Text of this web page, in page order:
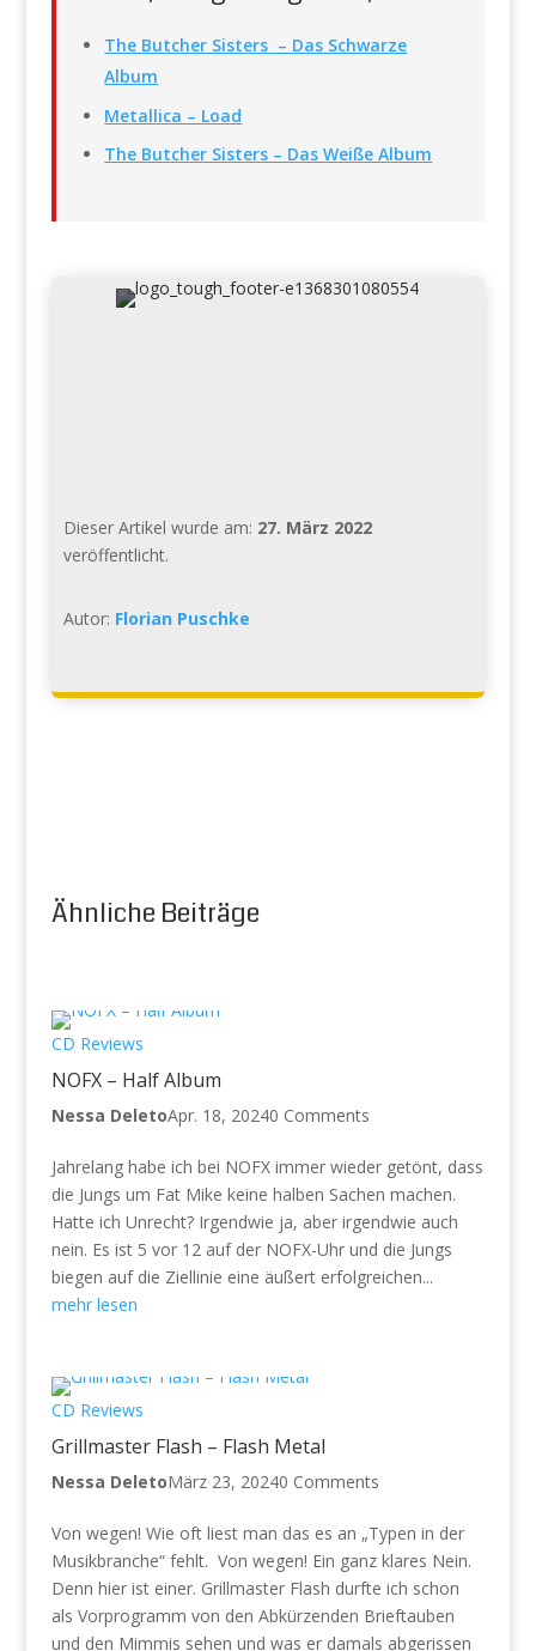
The Butcher Sisters – Das Schwarze
Album
Metallica – Load
The Butcher Sisters – Das Weiße Album
Dieser Artikel wurde am: 27. März 2022
veröffentlicht.
Autor: Florian Puschke
Ähnliche Beiträge
CD Reviews
NOFX – Half Album
Nessa DeletoApr. 18, 20240 Comments
Jahrelang habe ich bei NOFX immer wieder getönt, dass
die Jungs um Fat Mike keine halben Sachen machen.
Hatte ich Unrecht? Irgendwie ja, aber irgendwie auch
nein. Es ist 5 vor 12 auf der NOFX-Uhr und die Jungs
biegen auf die Ziellinie eine äußert erfolgreichen...
mehr lesen
CD Reviews
Grillmaster Flash – Flash Metal
Nessa DeletoMärz 23, 20240 Comments
Von wegen! Wie oft liest man das es an „Typen in der
Musikbranche“ fehlt. Von wegen! Ein ganz klares Nein.
Denn hier ist einer. Grillmaster Flash durfte ich schon
als Vorprogramm von den Abkürzenden Brieftauben
und den Mimmis sehen und was er damals abgerissen